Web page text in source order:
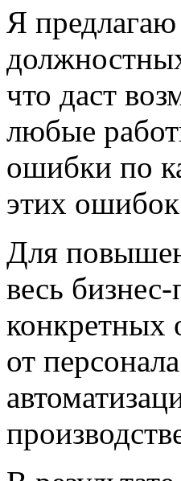
Я
что даст
любые
ошибки по
этих ошибок
Для
весь
конкретных
от